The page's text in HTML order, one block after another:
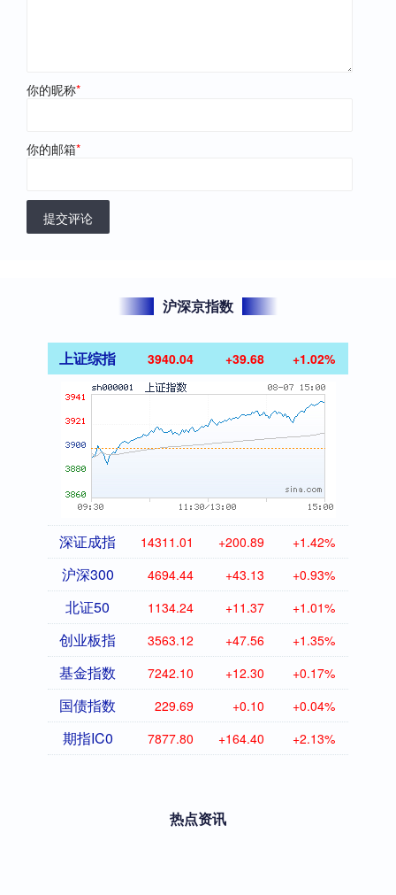
你的昵称*
你的邮箱*
提交评论
沪深京指数
上证综指 3940.04 +39.68 +1.02%
深证成指 14311.01 +200.89 +1.42%
沪深300 4694.44 +43.13 +0.93%
北证50 1134.24 +11.37 +1.01%
创业板指 3563.12 +47.56 +1.35%
基金指数 7242.10 +12.30 +0.17%
国债指数 229.69 +0.10 +0.04%
期指IC0 7877.80 +164.40 +2.13%
热点资讯